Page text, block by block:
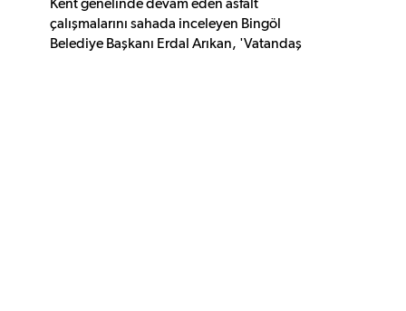
İçin Çalışıyoruz'
Kent genelinde devam eden asfalt
çalışmalarını sahada inceleyen Bingöl
Belediye Başkanı Erdal Arıkan, 'Vatandaş